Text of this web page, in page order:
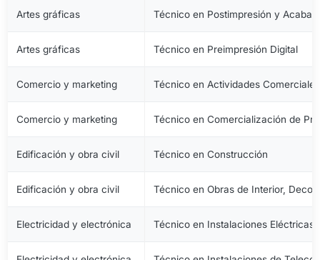
Artes gráficas Técnico en Postimpresión y
Artes gráficas Técnico en Preimpresión Digital
Comercio y marketing Técnico en Actividades Comerciales
Comercio y marketing Técnico en Comercialización de
Edificación y obra civil Técnico en Construcción
Edificación y obra civil Técnico en Obras de Interior,
Electricidad y electrónica Técnico en Instalaciones Eléctricas